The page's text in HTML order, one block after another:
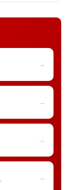
→
→
→
→